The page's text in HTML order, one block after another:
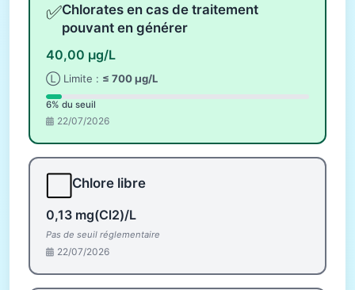
✅Chlorates en cas de traitement
pouvant en générer
40,00 µg/L
Ⓛ Limite : ≤ 700 µg/L
6% du seuil
22/07/2026
Chlore libre
0,13 mg(Cl2)/L
Pas de seuil réglementaire
22/07/2026